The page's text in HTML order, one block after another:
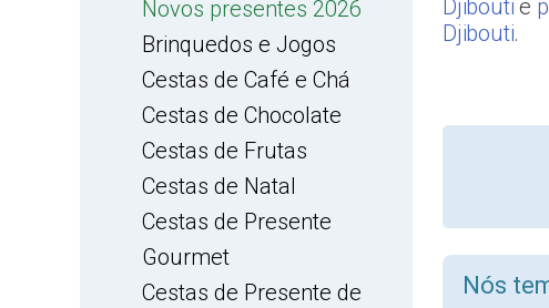
Novos presentes 2026
Brinquedos e Jogos
Cestas de Café e Chá
Cestas de Chocolate
Cestas de Frutas
Cestas de Natal
Cestas de Presente
Gourmet
Cestas de Presente de
Djibouti e
Djibouti.
Nós